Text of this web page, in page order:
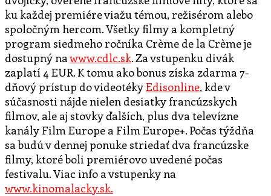
ku každej premiére viažu témou, režisérom alebo
spoločným hercom. Všetky filmy a kompletný
program siedmeho ročníka Crème de la Crème je
dostupný nawww.cdlc.sk. Za vstupenku divák
zaplatí 4 EUR. K tomu ako bonus získa zdarma 7-
dňový prístup do videotékyEdisonline, kde v
súčasnosti nájde nielen desiatky francúzskych
filmov, ale aj stovky ďalších, plus dva televízne
kanály Film Europe a Film Europe+. Počas týždňa
sa budú v dennej ponuke striedať dva francúzske
filmy, ktoré boli premiérovo uvedené počas
festivalu. Viac info a vstupenky na
www.kinomalacky.sk.